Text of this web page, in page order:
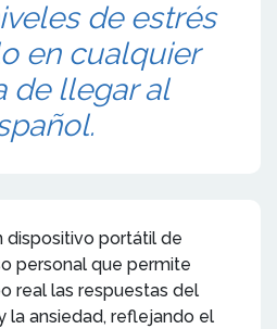
de estrés
en cualquier
de llegar al
dispositivo portátil de
personal que permite
real las respuestas del
la ansiedad, reflejando el